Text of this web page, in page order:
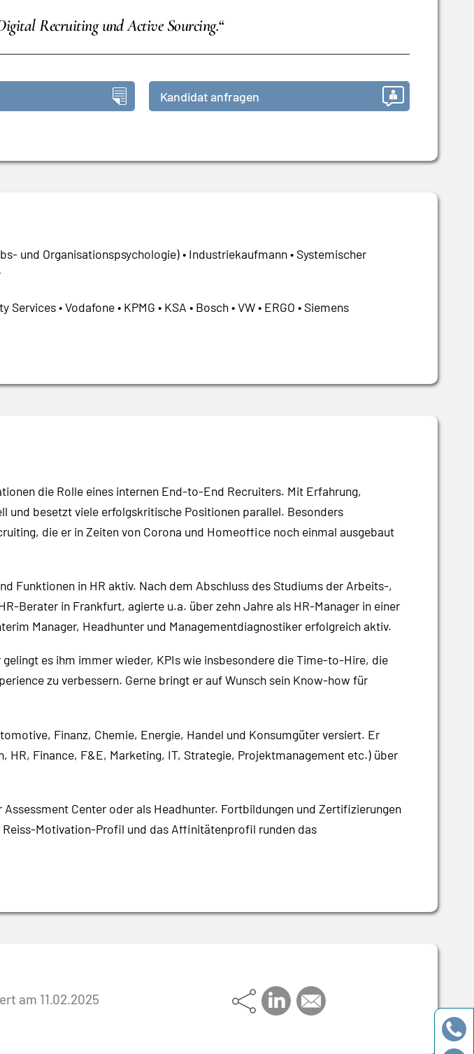
Recruiting und Active Sourcing.“
Kandidat anfragen
und Organisationspsychologie) • Industriekaufmann • Systemischer
• Vodafone • KPMG • KSA • Bosch • VW • ERGO • Siemens
die Rolle eines internen End-to-End Recruiters. Mit Erfahrung,
und besetzt viele erfolgskritische Positionen parallel. Besonders
die er in Zeiten von Corona und Homeoffice noch einmal ausgebaut
Funktionen in HR aktiv. Nach dem Abschluss des Studiums der Arbeits-,
Berater in Frankfurt, agierte u.a. über zehn Jahre als HR-Manager in einer
Manager, Headhunter und Managementdiagnostiker erfolgreich aktiv.
es ihm immer wieder, KPIs wie insbesondere die Time-to-Hire, die
zu verbessern. Gerne bringt er auf Wunsch sein Know-how für
Finanz, Chemie, Energie, Handel und Konsumgüter versiert. Er
Finance, F&E, Marketing, IT, Strategie, Projektmanagement etc.) über
Center oder als Headhunter. Fortbildungen und Zertifizierungen
Motivation-Profil und das Affinitätenprofil runden das
am 11.02.2025